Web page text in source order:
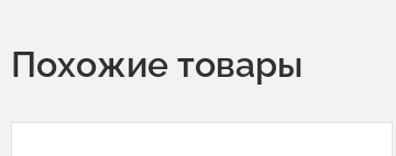
Похожие товары